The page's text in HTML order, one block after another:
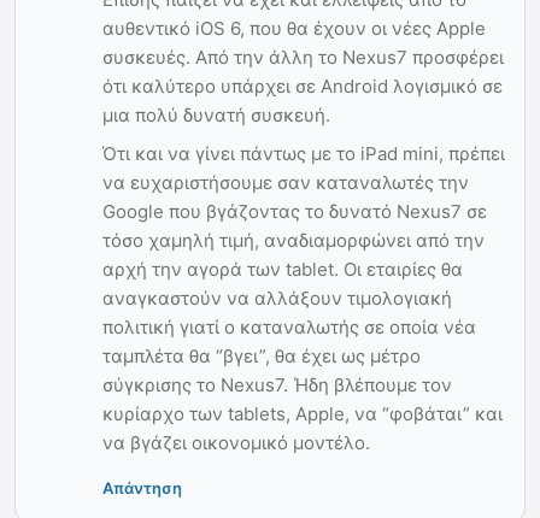
αυθεντικό iOS 6, που θα έχουν οι νέες Apple
συσκευές. Από την άλλη το Nexus7 προσφέρει
ότι καλύτερο υπάρχει σε Android λογισμικό σε
μια πολύ δυνατή συσκευή.
Ότι και να γίνει πάντως με το iPad mini, πρέπει
να ευχαριστήσουμε σαν καταναλωτές την
Google που βγάζοντας το δυνατό Nexus7 σε
τόσο χαμηλή τιμή, αναδιαμορφώνει από την
αρχή την αγορά των tablet. Οι εταιρίες θα
αναγκαστούν να αλλάξουν τιμολογιακή
πολιτική γιατί ο καταναλωτής σε οποία νέα
ταμπλέτα θα “βγει”, θα έχει ως μέτρο
σύγκρισης το Nexus7. Ήδη βλέπουμε τον
κυρίαρχο των tablets, Apple, να “φοβάται” και
να βγάζει οικονομικό μοντέλο.
Απάντηση